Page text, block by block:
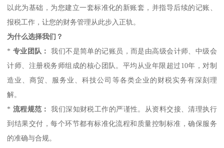
以此为基础，为您建立一套标准化的新账套，并指导后续的记账、
报税工作，让您的财务管理从此步入正轨。
为什么选择我们？
* 专业团队：
我们不是简单的记账员，而是由高级会计师、中级会
计师、注册税务师组成的核心团队。平均从业年限超过10年，对制
造业、商贸、服务业、科技公司等各类企业的财税实务有深刻理
解。
* 流程规范：
我们深知财税工作的严谨性。从资料交接、清理执行
到结果交付，每个环节都有标准化流程和质量控制标准，确保服务
的准确与合规。